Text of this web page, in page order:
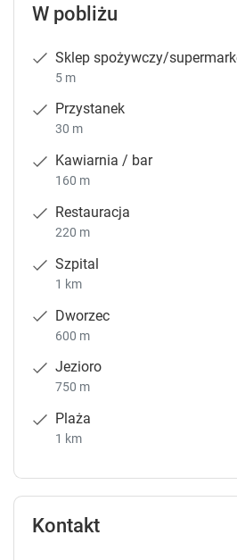
W pobliżu
Sklep spożywczy/
5 m
Przystanek
30 m
Kawiarnia / bar
160 m
Restauracja
220 m
Szpital
1 km
Dworzec
600 m
Jezioro
750 m
Plaża
1 km
Kontakt